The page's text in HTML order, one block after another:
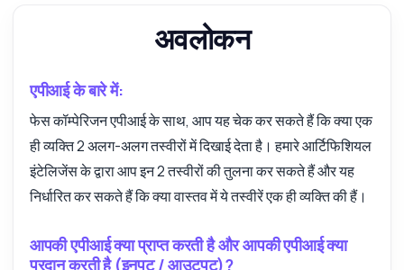
अवलोकन
एपीआई के बारे में:
फेस कॉम्पेरिजन एपीआई के साथ, आप यह चेक कर सकते हैं कि क्या एक
ही व्यक्ति 2 अलग-अलग तस्वीरों में दिखाई देता है। हमारे आर्टिफिशियल
इंटेलिजेंस के द्वारा आप इन 2 तस्वीरों की तुलना कर सकते हैं और यह
निर्धारित कर सकते हैं कि क्या वास्तव में ये तस्वीरें एक ही व्यक्ति की हैं।
आपकी एपीआई क्या प्राप्त करती है और आपकी एपीआई क्या
प्रदान करती है (इनपुट / आउटपुट)?